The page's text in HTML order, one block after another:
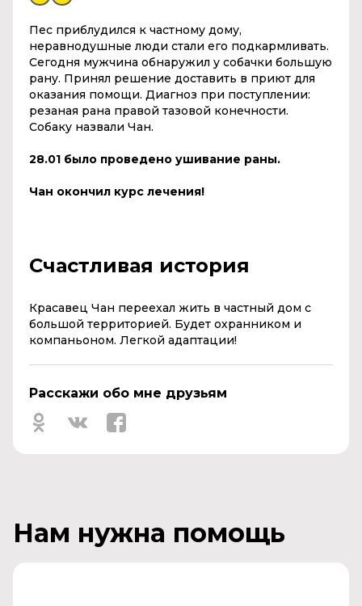
Пес приблудился к частному дому,
неравнодушные люди стали его подкармливать.
Сегодня мужчина обнаружил у собачки большую
рану. Принял решение доставить в приют для
оказания помощи. Диагноз при поступлении:
резаная рана правой тазовой конечности.
Собаку назвали Чан.
28.01 было проведено ушивание раны.
Чан окончил курс лечения!
Счастливая история
Красавец Чан переехал жить в частный дом с
большой территорией. Будет охранником и
компаньоном. Легкой адаптации!
Расскажи обо мне друзьям
Нам нужна помощь